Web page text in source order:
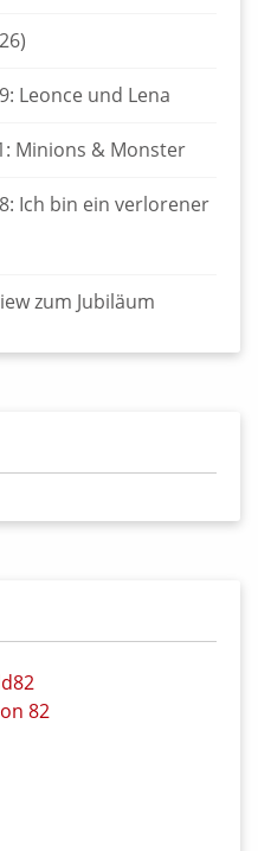
Leonce und Lena
Minions & Monster
Ich bin ein verlorener
zum Jubiläum
82